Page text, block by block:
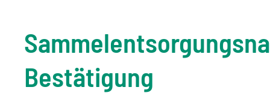
Bestätigung